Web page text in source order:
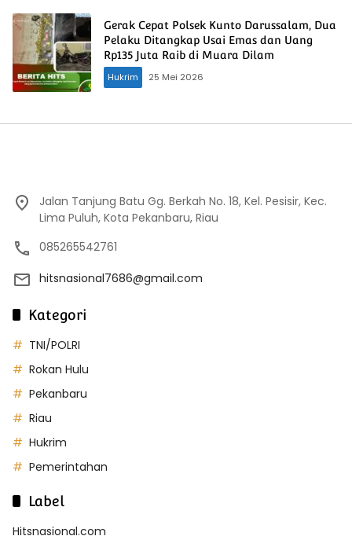
Gerak Cepat Polsek Kunto Darussalam, Dua
Pelaku Ditangkap Usai Emas dan Uang
Rp135 Juta Raib di Muara Dilam
Hukrim
25 Mei 2026
Jalan Tanjung Batu Gg. Berkah No. 18, Kel. Pesisir, Kec.
Lima Puluh, Kota Pekanbaru, Riau
085265542761
hitsnasional7686@gmail.com
Kategori
TNI/POLRI
Rokan Hulu
Pekanbaru
Riau
Hukrim
Pemerintahan
Label
Hitsnasional.com